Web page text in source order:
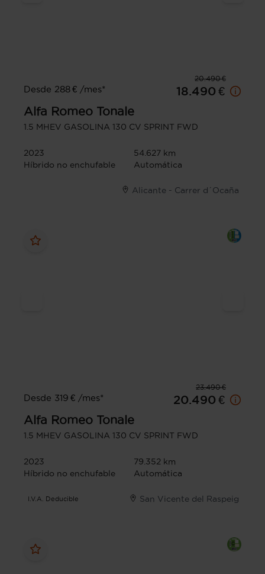
20.490 €
Desde 288 € /mes*
18.490 €
Alfa Romeo Tonale
1.5 MHEV GASOLINA 130 CV SPRINT FWD
2023
54.627 km
Híbrido no enchufable
Automática
Alicante - Carrer d´Ocaña
23.490 €
Desde 319 € /mes*
20.490 €
Alfa Romeo Tonale
1.5 MHEV GASOLINA 130 CV SPRINT FWD
2023
79.352 km
Híbrido no enchufable
Automática
I.V.A. Deducible San Vicente del Raspeig